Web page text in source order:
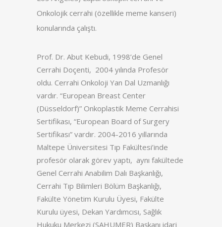
Onkolojik cerrahi (özellikle meme kanseri)
konularında çalıştı.
Prof. Dr. Abut Kebudi, 1998’de Genel
Cerrahi Doçenti, 2004 yılında Profesör
oldu. Cerrahi Onkoloji Yan Dal Uzmanlığı
vardır. “European Breast Center
(Düsseldorf)” Onkoplastik Meme Cerrahisi
Sertifikası, “European Board of Surgery
Sertifikası” vardır. 2004-2016 yıllarında
Maltepe Üniversitesi Tıp Fakültesi’inde
profesör olarak görev yaptı, aynı fakültede
Genel Cerrahi Anabilim Dalı Başkanlığı,
Cerrahi Tıp Bilimleri Bölüm Başkanlığı,
Fakülte Yönetim Kurulu Üyesi, Fakülte
Kurulu üyesi, Dekan Yardımcısı, Sağlık
Hukuku Merkezi (SAHUMER) Başkanı idari